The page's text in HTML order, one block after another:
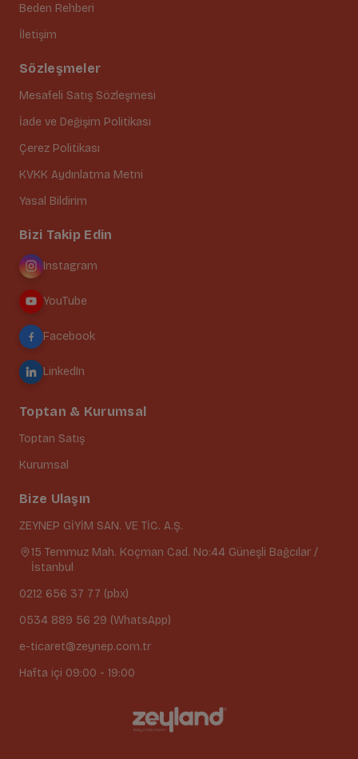
Beden Rehberi
İletişim
Sözleşmeler
Mesafeli Satış Sözleşmesi
İade ve Değişim Politikası
Çerez Politikası
KVKK Aydınlatma Metni
Yasal Bildirim
Bizi Takip Edin
Instagram
YouTube
Facebook
LinkedIn
Toptan & Kurumsal
Toptan Satış
Kurumsal
Bize Ulaşın
ZEYNEP GİYİM SAN. VE TİC. A.Ş.
15 Temmuz Mah. Koçman Cad. No:44 Güneşli Bağcılar /
İstanbul
0212 656 37 77 (pbx)
0534 889 56 29 (WhatsApp)
e-ticaret@zeynep.com.tr
Hafta içi 09:00 - 19:00